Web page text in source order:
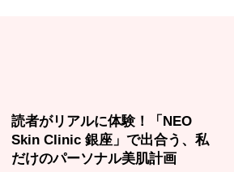
読者がリアルに体験！「NEO
Skin Clinic 銀座」で出合う、私
だけのパーソナル美肌計画